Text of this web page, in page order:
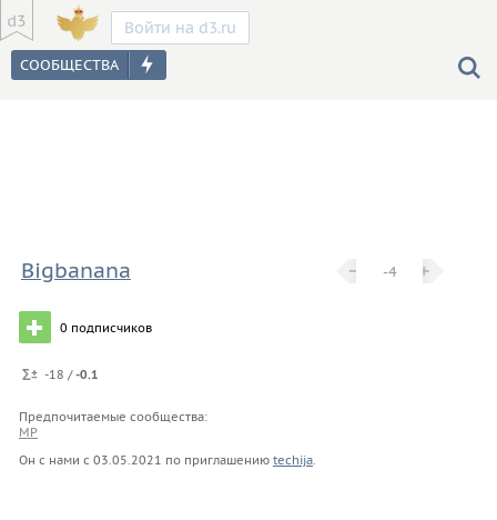
Войти на d3.ru
− -4 +
Bigbanana
0 подписчиков
-18 /-0.1
Предпочитаемые сообщества:
MP
Он с нами с 03.05.2021 по приглашению techija.